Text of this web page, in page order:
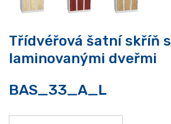
Třídvéřová šatní skříň s
laminovanými dveřmi
BAS_33_A_L